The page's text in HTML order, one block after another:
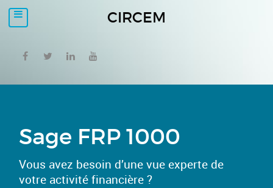
CIRCEM
Sage FRP 1000
Vous avez besoin d’une vue experte de
votre activité financière ?